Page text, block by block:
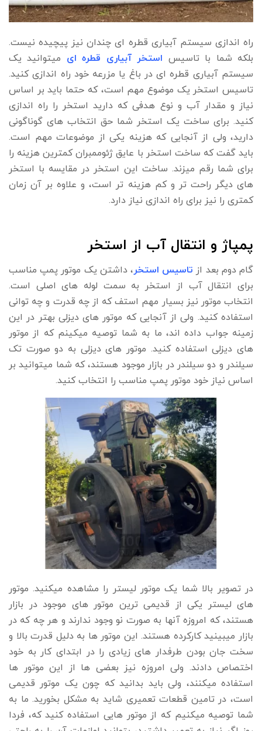
راه اندازی سیستم آبیاری قطره ای چندان نیز پیچیده نیست.
بلکه شما با تاسیس استخر آبیاری قطره ای میتوانید یک
سیستم آبیاری قطره ای در باغ یا مزرعه خود راه اندازی کنید.
تاسیس استخر یک موضوع مهم است، که حتما باید بر اساس
نیاز و مقدار آب و نوع هدفی که دارید استخر را راه اندازی
کنید. برای ساخت یک استخر شما حق انتخاب های گوناگونی
دارید، ولی از آنجایی که هزینه یکی از موضوعات مهم است.
باید گفت که ساخت استخر با عایق ژئوممبران کمترین هزینه را
برای شما رقم میزند. ساخت این استخر در مقایسه با استخر
های دیگر راحت تر و کم هزینه تر است، و علاوه بر آن زمان
کمتری را نیز برای راه اندازی نیاز دارد.
پمپاژ و انتقال آب از استخر
گام دوم بعد از تاسیس استخر، داشتن یک موتور پمپ مناسب
برای انتقال آب از استخر به سمت لوله های اصلی است.
انتخاب موتور نیز بسیار مهم استف که از چه قدرت و چه توانی
استفاده کنید. ولی از آنجایی که موتور های دیزلی بهتر در این
زمینه جواب داده اند، ما به شما توصیه میکینم که از موتور
های دیزلی استفاده کنید. موتور های دیزلی به دو صورت تک
سیلندر و دو سیلندر در بازار موجود هستند، که شما میتوانید بر
اساس نیاز خود موتور پمپ مناسب را انتخاب کنید.
در تصویر بالا شما یک موتور لیستر را مشاهده میکنید. موتور
های لیستر یکی از قدیمی ترین موتور های موجود در بازار
هستند، که امروزه آنها به صورت نو وجود ندارند و هر چه که در
بازار میبینید کارکرده هستند. این موتور ها به دلیل قدرت بالا و
سخت جان بودن طرفدار های زیادی را در ابتدای کار به خود
اختصاص دادند. ولی امروزه نیز بعضی ها از این موتور ها
استفاده میکنند، ولی باید بدانید که چون یک موتور قدیمی
است، در تامین قطعات تعمیری شاید به مشکل بخورید. ما به
شما توصیه میکنیم که از موتور هایی استفاده کنید که، فردا